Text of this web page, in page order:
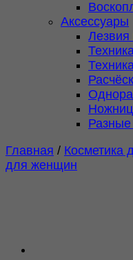
Аксессуары
Лезвия
Разные
Главная / Косметика
для женщин